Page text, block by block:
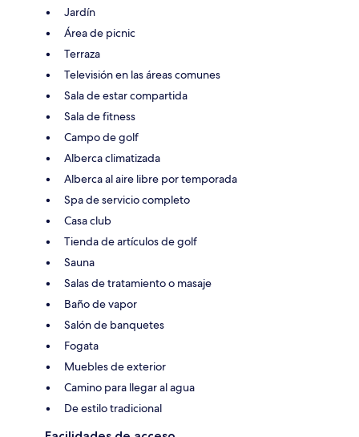
Jardín
Área de picnic
Terraza
Televisión en las áreas comunes
Sala de estar compartida
Sala de fitness
Campo de golf
Alberca climatizada
Alberca al aire libre por temporada
Spa de servicio completo
Casa club
Tienda de artículos de golf
Sauna
Salas de tratamiento o masaje
Baño de vapor
Salón de banquetes
Fogata
Muebles de exterior
Camino para llegar al agua
De estilo tradicional